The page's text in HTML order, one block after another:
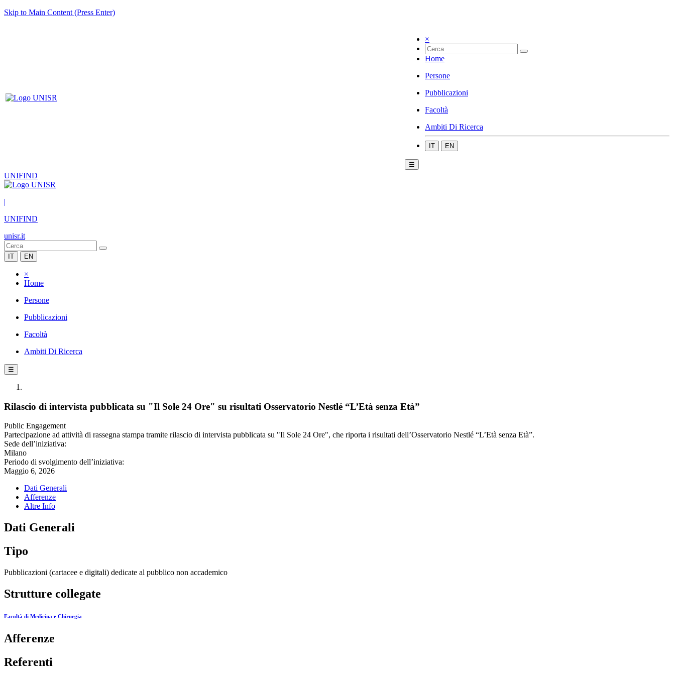
Skip to Main Content (Press Enter)
×
Home
Persone
Pubblicazioni
Facoltà
Ambiti Di Ricerca
IT EN
☰
UNIFIND
|
UNIFIND
unisr.it
IT EN
×
Home
Persone
Pubblicazioni
Facoltà
Ambiti Di Ricerca
☰
Rilascio di intervista pubblicata su "Il Sole 24 Ore" su risultati Osservatorio Nestlé “L’Età senza Età”
Public Engagement
Partecipazione ad attività di rassegna stampa tramite rilascio di intervista pubblicata su "Il Sole 24 Ore", che riporta i risultati dell’Osservatorio Nestlé “L’Età senza Età”.
Sede dell’iniziativa:
Milano
Periodo di svolgimento dell’iniziativa:
Maggio 6, 2026
Dati Generali
Afferenze
Altre Info
Dati Generali
Tipo
Pubblicazioni (cartacee e digitali) dedicate al pubblico non accademico
Strutture collegate
Facoltà di Medicina e Chirurgia
Afferenze
Referenti